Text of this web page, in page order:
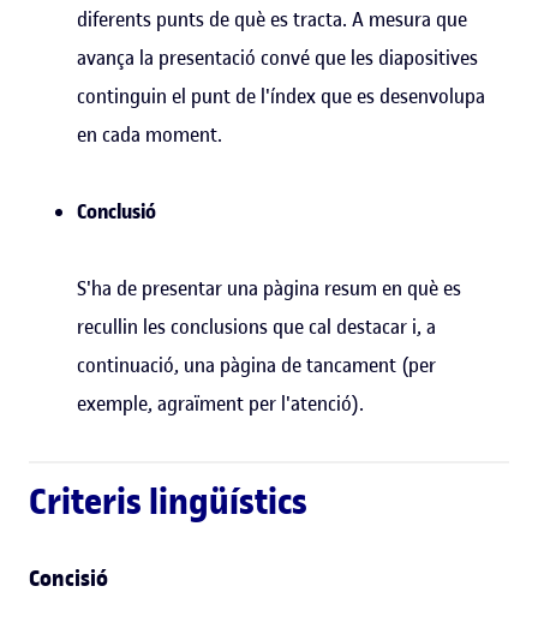
diferents punts de què es tracta. A mesura que
avança la presentació convé que les diapositives
continguin el punt de l'índex que es desenvolupa
en cada moment.
Conclusió
S'ha de presentar una pàgina resum en què es
recullin les conclusions que cal destacar i, a
continuació, una pàgina de tancament (per
exemple, agraïment per l'atenció).
Criteris lingüístics
Concisió